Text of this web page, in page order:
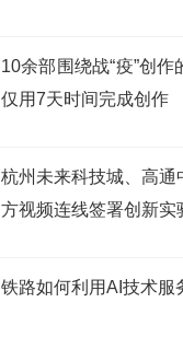
10余部围绕战“疫”创
仅用7天时间完成创作
杭州未来科技城、高通
方视频连线签署创新实
铁路如何利用AI技术服